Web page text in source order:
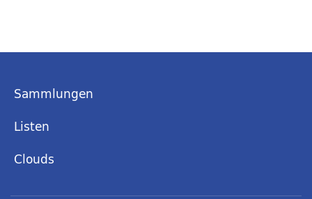
Sammlungen
Listen
Clouds